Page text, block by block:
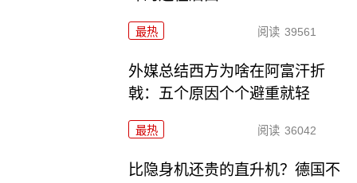
最热 阅读 39561
外媒总结西方为啥在阿富汗折
戟：五个原因个个避重就轻
最热 阅读 36042
比隐身机还贵的直升机？德国不